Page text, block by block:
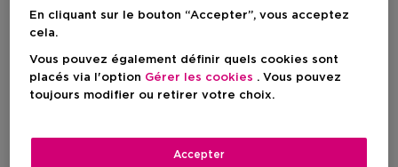
En cliquant sur le bouton “Accepter”, vous acceptez
cela.
Vous pouvez également définir quels cookies sont
placés via l'option Gérer les cookies . Vous pouvez
toujours modifier ou retirer votre choix.
Accepter